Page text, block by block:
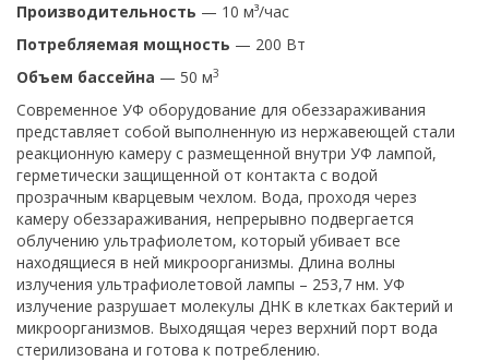
Производительность — 10 м³/час
Потребляемая мощность — 200 Вт
Объем бассейна — 50 м3
Современное УФ оборудование для обеззараживания
представляет собой выполненную из нержавеющей стали
реакционную камеру с размещенной внутри УФ лампой,
герметически защищенной от контакта с водой
прозрачным кварцевым чехлом. Вода, проходя через
камеру обеззараживания, непрерывно подвергается
облучению ультрафиолетом, который убивает все
находящиеся в ней микроорганизмы. Длина волны
излучения ультрафиолетовой лампы – 253,7 нм. УФ
излучение разрушает молекулы ДНК в клетках бактерий и
микроорганизмов. Выходящая через верхний порт вода
стерилизована и готова к потреблению.